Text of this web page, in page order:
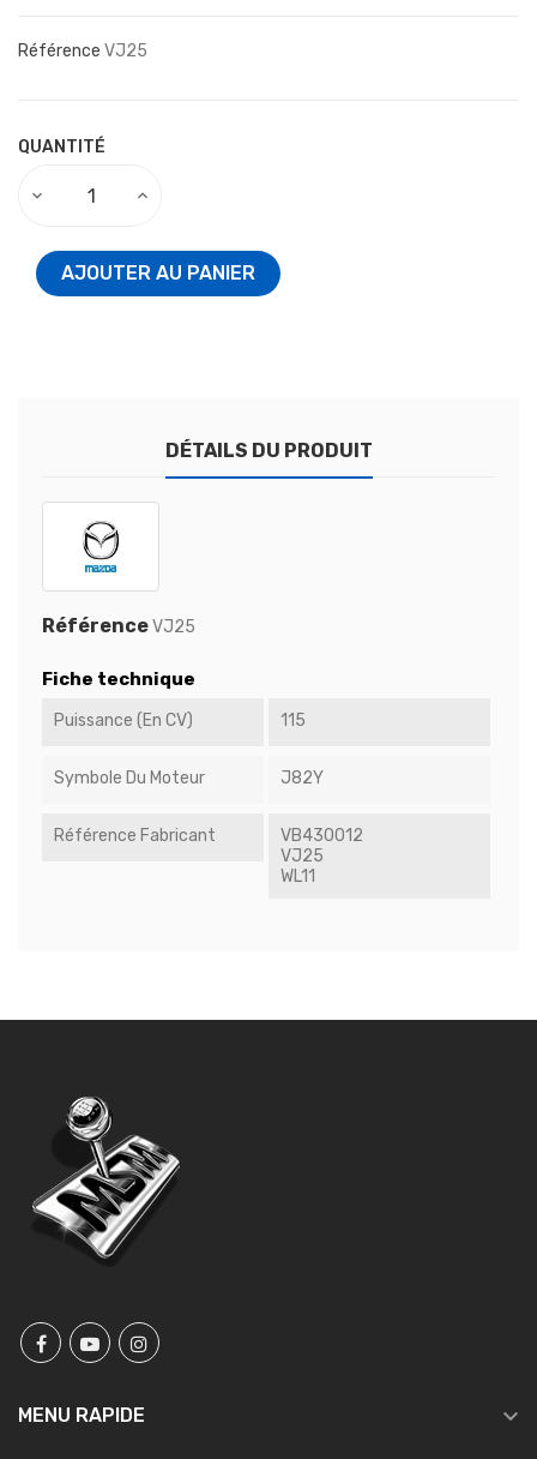
Référence VJ25
QUANTITÉ
AJOUTER AU PANIER
DÉTAILS DU PRODUIT
RéférenceVJ25
Fiche technique
Puissance (en CV) 115
Symbole Du Moteur J82Y
Référence Fabricant
VB430012
VJ25
WL11
MENU RAPIDE 